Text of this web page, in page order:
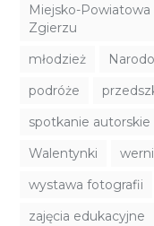
Miejsko-
Zgierzu
młodzież
podróże
spotkanie autorskie
Walentynki
wystawa fotografii
zajęcia edukacyjne